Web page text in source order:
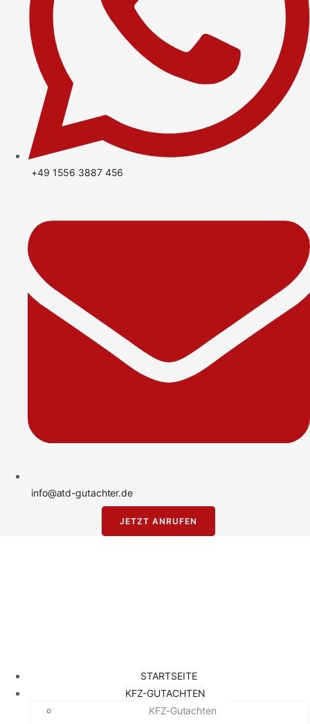
+49 1556 3887 456
info@atd-gutachter.de
JETZT ANRUFEN
STARTSEITE
KFZ-GUTACHTEN
KFZ-Gutachten